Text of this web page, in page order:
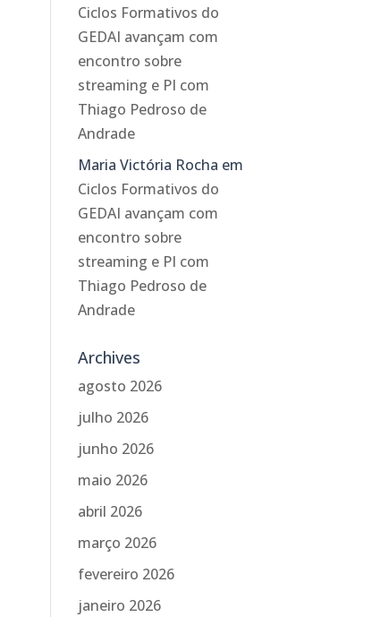
Ciclos Formativos do
GEDAI avançam com
encontro sobre
streaming e PI com
Thiago Pedroso de
Andrade
Maria Victória Rocha em
Ciclos Formativos do
GEDAI avançam com
encontro sobre
streaming e PI com
Thiago Pedroso de
Andrade
Archives
agosto 2026
julho 2026
junho 2026
maio 2026
abril 2026
março 2026
fevereiro 2026
janeiro 2026